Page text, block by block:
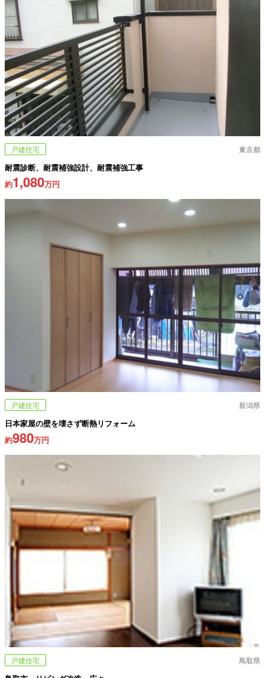
戸建住宅 東京都
耐震診断、耐震補強設計、耐震補強工事
約1,080万円
戸建住宅 新潟県
日本家屋の壁を壊さず断熱リフォーム
約980万円
戸建住宅 鳥取県